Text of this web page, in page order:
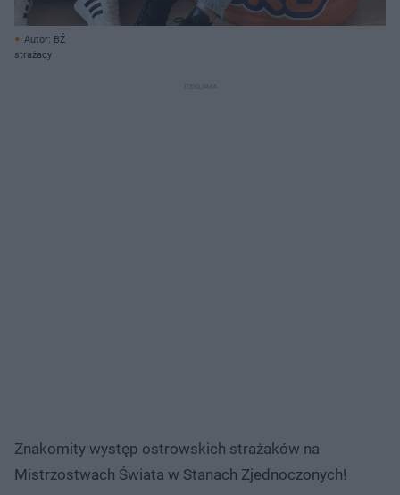
Autor: BŹ
strażacy
Znakomity występ ostrowskich strażaków na
Mistrzostwach Świata w Stanach Zjednoczonych!